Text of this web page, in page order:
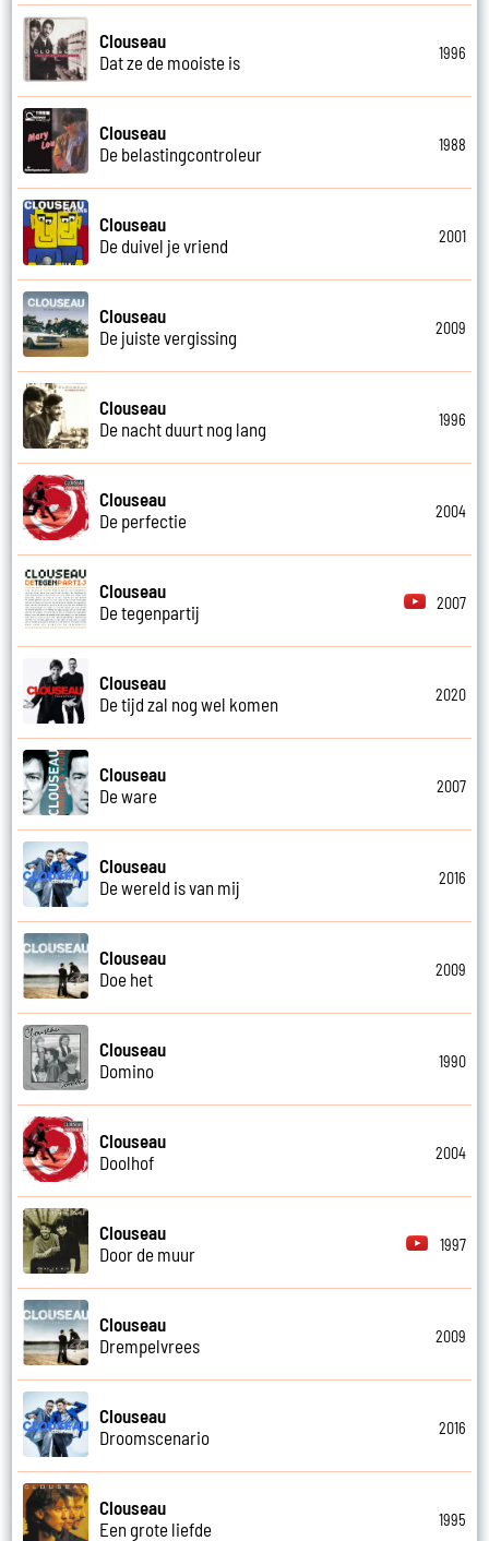
Clouseau
Dat ze de mooiste is
1996
Clouseau
De belastingcontroleur
1988
Clouseau
De duivel je vriend
2001
Clouseau
De juiste vergissing
2009
Clouseau
De nacht duurt nog lang
1996
Clouseau
De perfectie
2004
Clouseau
De tegenpartij
2007
Clouseau
De tijd zal nog wel komen
2020
Clouseau
De ware
2007
Clouseau
De wereld is van mij
2016
Clouseau
Doe het
2009
Clouseau
Domino
1990
Clouseau
Doolhof
2004
Clouseau
Door de muur
1997
Clouseau
Drempelvrees
2009
Clouseau
Droomscenario
2016
Clouseau
Een grote liefde
1995